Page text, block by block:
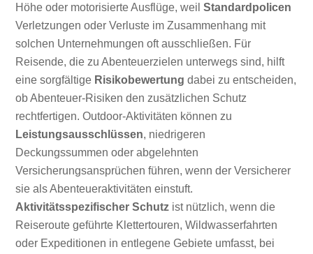
Höhe oder motorisierte Ausflüge, weilStandardpolicen
Verletzungen oder Verluste im Zusammenhang mit
solchen Unternehmungen oft ausschließen. Für
Reisende, die zu Abenteuerzielen unterwegs sind, hilft
eine sorgfältige Risikobewertung dabei zu entscheiden,
ob Abenteuer-Risiken den zusätzlichen Schutz
rechtfertigen. Outdoor-Aktivitäten können zu
Leistungsausschlüssen, niedrigeren
Deckungssummen oder abgelehnten
Versicherungsansprüchen führen, wenn der Versicherer
sie als Abenteueraktivitäten einstuft.
Aktivitätsspezifischer Schutz ist nützlich, wenn die
Reiseroute geführte Klettertouren, Wildwasserfahrten
oder Expeditionen in entlegene Gebiete umfasst, bei